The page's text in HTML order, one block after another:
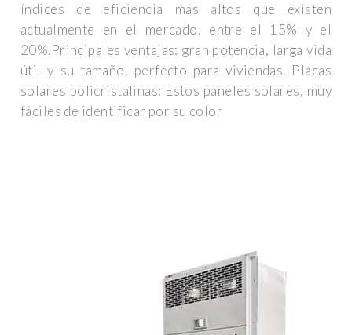
índices de eficiencia más altos que existen
actualmente en el mercado, entre el 15% y el
20%.Principales ventajas: gran potencia, larga vida
útil y su tamaño, perfecto para viviendas. Placas
solares policristalinas: Estos paneles solares, muy
fáciles de identificar por su color